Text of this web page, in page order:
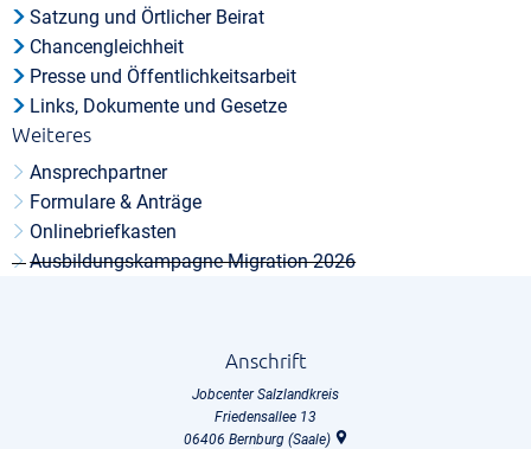
Satzung und Örtlicher Beirat
Chancengleichheit
Presse und Öffentlichkeitsarbeit
Links, Dokumente und Gesetze
Weiteres
Ansprechpartner
Formulare & Anträge
Onlinebriefkasten
Ausbildungskampagne Migration 2026
Anschrift
Jobcenter Salzlandkreis
Friedensallee 13
06406 Bernburg (Saale)